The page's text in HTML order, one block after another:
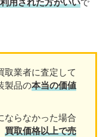
取業者に査定して
製品の本当の価値
ならなかった場合
買取価格以上で売